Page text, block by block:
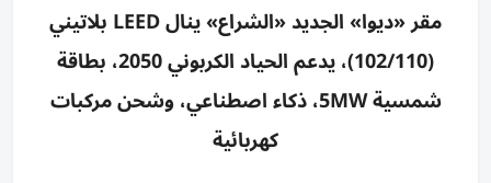
مقر «ديوا» الجديد «الشراع» ينال LEED بلاتيني
(102/110)، يدعم الحياد الكربوني 2050، بطاقة
شمسية 5MW، ذكاء اصطناعي، وشحن مركبات
كهربائية